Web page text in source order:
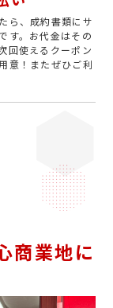
ら、成約書類にサ
す。お代金はその
回使えるクーポン
意！またぜひご利
商業地に